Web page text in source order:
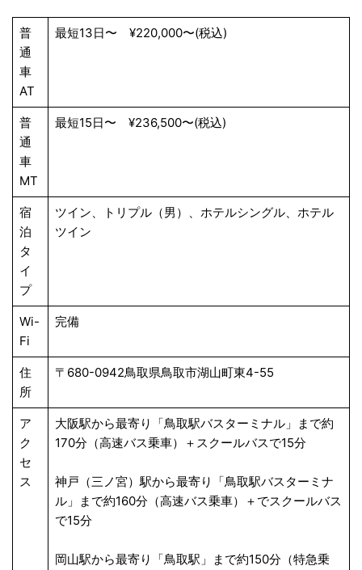
普
通
車
AT
最短13日〜 ¥220,000〜(税込)
普
通
車
MT
最短15日〜 ¥236,500〜(税込)
宿
泊
タ
イ
プ
ツイン、トリプル（男）、ホテルシングル、ホテル
ツイン
Wi-
Fi
完備
住
所
〒680-0942鳥取県鳥取市湖山町東4-55
ア
ク
セ
ス
大阪駅から最寄り「鳥取駅バスターミナル」まで約
170分（高速バス乗車）＋スクールバスで15分
神戸（三ノ宮）駅から最寄り「鳥取駅バスターミナ
ル」まで約160分（高速バス乗車）＋でスクールバス
で15分
岡山駅から最寄り「鳥取駅」まで約150分（特急乗